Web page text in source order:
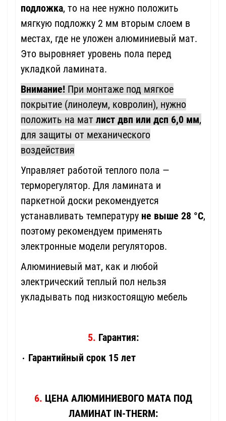
подложка, то на нее нужно положить
мягкую подложку 2 мм вторым слоем в
местах, где не уложен алюминиевый мат.
Это выровняет уровень пола перед
укладкой ламината.
Внимание! При монтаже под мягкое
покрытие (линолеум, ковролин), нужно
положить на мат лист двп или дсп 6,0 мм,
для защиты от механического
воздействия
Управляет работой теплого пола —
терморегулятор. Для ламината и
паркетной доски рекомендуется
устанавливать температуру не выше 28 °С,
поэтому рекомендуем применять
электронные модели регуляторов.
Алюминиевый мат, как и любой
электрический теплый пол нельзя
укладывать под низкостоящую мебель
5. Гарантия:
Гарантийный срок 15 лет
6. ЦЕНА АЛЮМИНИЕВОГО МАТА ПОД
ЛАМИНАТ IN-THERM: